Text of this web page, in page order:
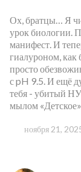
Ох, братцы… Я
урок биологии.
манифест. И
гиалуроном, как
просто
с pH 9.5. И ещё
тебя - убитый
мылом
ноября 21,